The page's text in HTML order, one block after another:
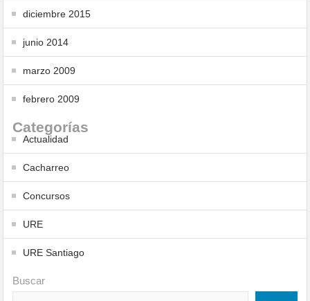
diciembre 2015
junio 2014
marzo 2009
febrero 2009
Categorías
Actualidad
Cacharreo
Concursos
URE
URE Santiago
Buscar